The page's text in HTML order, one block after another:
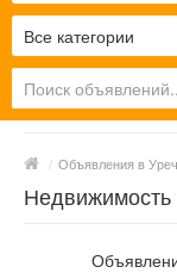
Все категории
/ Объявления в
Недвижимость